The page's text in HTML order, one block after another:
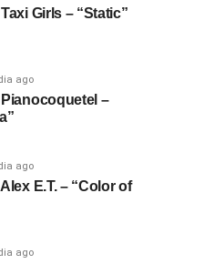
Girls – “Static”
ago
–
ago
E.T. – “Color of
ago